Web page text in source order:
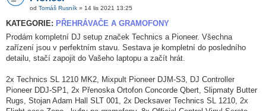
od Tomáš Rusník » 14 lis 2021 13:25
KATEGORIE: PŘEHRÁVAČE A GRAMOFONY
Prodám kompletní DJ setup značek Technics a Pioneer. Všechna
zařízení jsou v perfektním stavu. Sestava je kompletní do posledního
detailu, stačí zapojit do Vašeho laptopu a začít hrát.
2x Technics SL 1210 MK2, Mixpult Pioneer DJM-S3, DJ Controller
Pioneer DDJ-SP1, 2x Přenoska Ortofon Concorde Qbert, Slipmaty Butter
Rugs, Stojan Adam Hall SLT 001, 2x Decksaver Technics SL 1210, 2x